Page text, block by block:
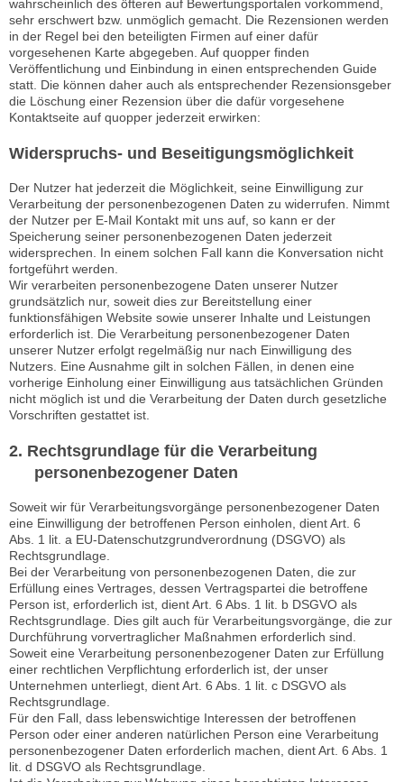
wahrscheinlich des öfteren auf Bewertungsportalen vorkommend,
sehr erschwert bzw. unmöglich gemacht. Die Rezensionen werden
in der Regel bei den beteiligten Firmen auf einer dafür
vorgesehenen Karte abgegeben. Auf quopper finden
Veröffentlichung und Einbindung in einen entsprechenden Guide
statt. Die können daher auch als entsprechender Rezensionsgeber
die Löschung einer Rezension über die dafür vorgesehene
Kontaktseite auf quopper jederzeit erwirken:
Widerspruchs- und Beseitigungsmöglichkeit
Der Nutzer hat jederzeit die Möglichkeit, seine Einwilligung zur
Verarbeitung der personenbezogenen Daten zu widerrufen. Nimmt
der Nutzer per E-Mail Kontakt mit uns auf, so kann er der
Speicherung seiner personenbezogenen Daten jederzeit
widersprechen. In einem solchen Fall kann die Konversation nicht
fortgeführt werden.
Wir verarbeiten personenbezogene Daten unserer Nutzer
grundsätzlich nur, soweit dies zur Bereitstellung einer
funktionsfähigen Website sowie unserer Inhalte und Leistungen
erforderlich ist. Die Verarbeitung personenbezogener Daten
unserer Nutzer erfolgt regelmäßig nur nach Einwilligung des
Nutzers. Eine Ausnahme gilt in solchen Fällen, in denen eine
vorherige Einholung einer Einwilligung aus tatsächlichen Gründen
nicht möglich ist und die Verarbeitung der Daten durch gesetzliche
Vorschriften gestattet ist.
2. Rechtsgrundlage für die Verarbeitung
personenbezogener Daten
Soweit wir für Verarbeitungsvorgänge personenbezogener Daten
eine Einwilligung der betroffenen Person einholen, dient Art. 6
Abs. 1 lit. a EU-Datenschutzgrundverordnung (DSGVO) als
Rechtsgrundlage.
Bei der Verarbeitung von personenbezogenen Daten, die zur
Erfüllung eines Vertrages, dessen Vertragspartei die betroffene
Person ist, erforderlich ist, dient Art. 6 Abs. 1 lit. b DSGVO als
Rechtsgrundlage. Dies gilt auch für Verarbeitungsvorgänge, die zur
Durchführung vorvertraglicher Maßnahmen erforderlich sind.
Soweit eine Verarbeitung personenbezogener Daten zur Erfüllung
einer rechtlichen Verpflichtung erforderlich ist, der unser
Unternehmen unterliegt, dient Art. 6 Abs. 1 lit. c DSGVO als
Rechtsgrundlage.
Für den Fall, dass lebenswichtige Interessen der betroffenen
Person oder einer anderen natürlichen Person eine Verarbeitung
personenbezogener Daten erforderlich machen, dient Art. 6 Abs. 1
lit. d DSGVO als Rechtsgrundlage.